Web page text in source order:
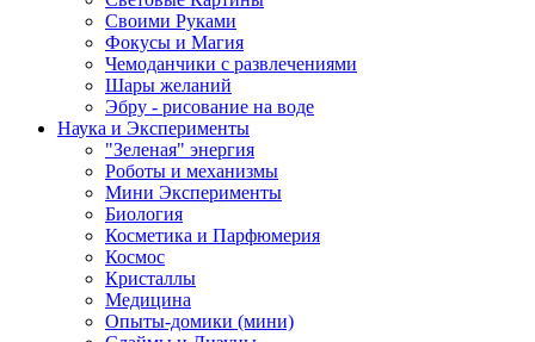
Своими Руками
Фокусы и Магия
Чемоданчики с развлечениями
Шары желаний
Эбру - рисование на воде
Наука и Эксперименты
"Зеленая" энергия
Роботы и механизмы
Мини Эксперименты
Биология
Косметика и Парфюмерия
Космос
Кристаллы
Медицина
Опыты-домики (мини)